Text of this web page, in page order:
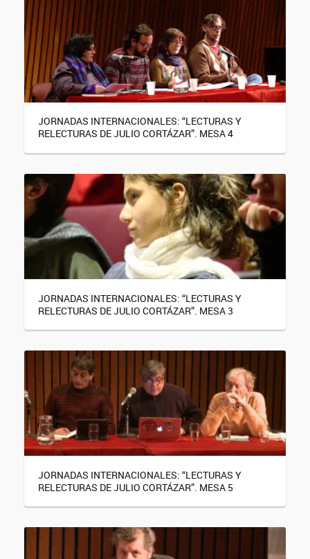
JORNADAS INTERNACIONALES: “LECTURAS Y
RELECTURAS DE JULIO CORTÁZAR”. MESA 4
JORNADAS INTERNACIONALES: “LECTURAS Y
RELECTURAS DE JULIO CORTÁZAR”. MESA 3
JORNADAS INTERNACIONALES: “LECTURAS Y
RELECTURAS DE JULIO CORTÁZAR”. MESA 5